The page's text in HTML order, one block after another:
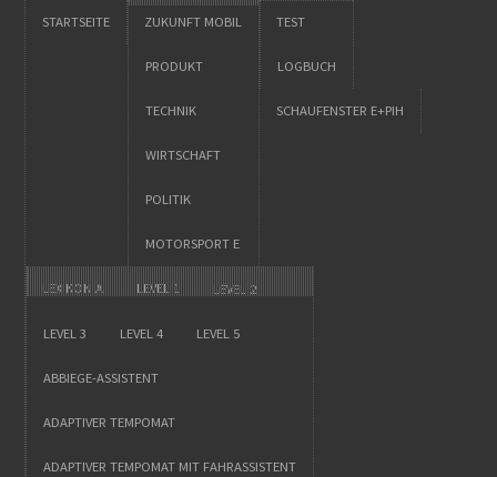
STARTSEITE ZUKUNFT MOBIL
PRODUKT
TECHNIK
WIRTSCHAFT
POLITIK
MOTORSPORT E
TEST
LOGBUCH
SCHAUFENSTER E+PIH
LEXIKON A LEVEL 1 LEVEL 2
LEVEL 3 LEVEL 4 LEVEL 5
ABBIEGE-ASSISTENT
ADAPTIVER TEMPOMAT
ADAPTIVER TEMPOMAT MIT FAHRASSISTENT